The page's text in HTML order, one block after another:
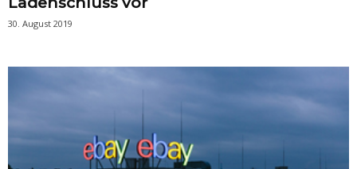
30. August 2019